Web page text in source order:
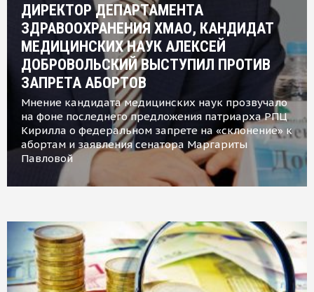
ДИРЕКТОР ДЕПАРТАМЕНТА
ЗДРАВООХРАНЕНИЯ ХМАО, КАНДИДАТ
МЕДИЦИНСКИХ НАУК АЛЕКСЕЙ
ДОБРОВОЛЬСКИЙ ВЫСТУПИЛ ПРОТИВ
ЗАПРЕТА АБОРТОВ
Мнение кандидата медицинских наук прозвучало
на фоне последнего предложения патриарха РПЦ
Кирилла о федеральном запрете на «склонение» к
абортам и заявления сенатора Маргариты
Павловой